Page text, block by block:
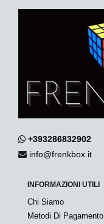
+393286832902
info@frenkbox.it
INFORMAZIONI UTILI
Chi Siamo
Metodi Di Pagamento